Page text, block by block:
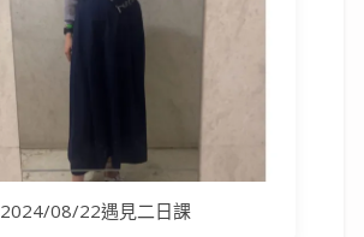
2024/08/22遇見二日課